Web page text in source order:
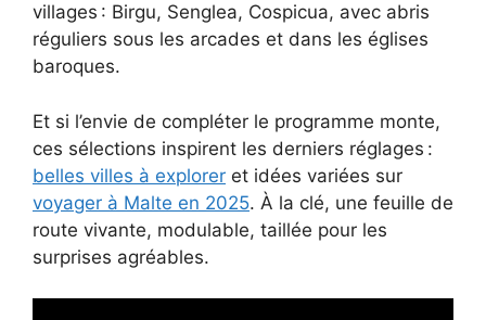
villages : Birgu, Senglea, Cospicua, avec abris
réguliers sous les arcades et dans les églises
baroques.
Et si l’envie de compléter le programme monte,
ces sélections inspirent les derniers réglages :
belles villes à explorer et idées variées sur
voyager à Malte en 2025. À la clé, une feuille de
route vivante, modulable, taillée pour les
surprises agréables.